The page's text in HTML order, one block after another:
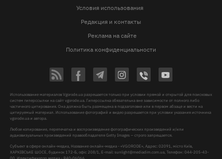
Условия использования
Редакция и контакты
Реклама на сайте
Политика конфиденциальности
Использование материалов Vgorode.ua разрешается только при условии прямой и открытой для поисковых
систем гиперссылки на сайт vgorode.ua. Гиперссылка обязательна вне зависимости от полного либо
частичного цитирования. Она должна быть размещена в подзаголовке или в первом абзаце и вести на
цитируемый материал. Использование фотографий и видео разрешается при условии указания источника
vgorode.ua и автора.
Любое копирование, перепечатка и воспроизведение фотографических произведений и/или
аудиовизуальных произведений правообладателя Getty Images – строго запрещается.
Субъект в сфере онлайн-медиа, Название онлайн-медиа - «VGORODE», Адрес: 02091, місто Київ,
ХАРКІВСЬКЕ ШОСЕ, будинок 172-Б, офіс 208/1, E-mail:sunlight@mediadim.com.ua, Телефон: 044-205-43-